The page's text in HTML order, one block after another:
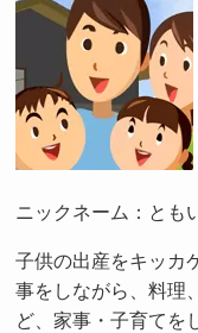
ニックネーム：とも
子供の出産をキッカ
事をしながら、料理
ど、家事・子育てを